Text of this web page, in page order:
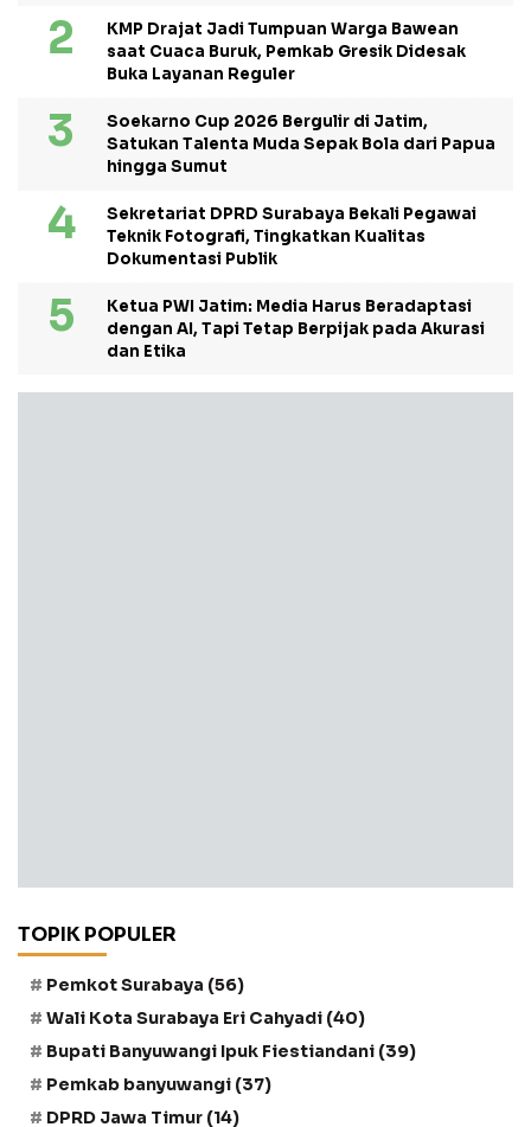
KMP Drajat Jadi Tumpuan Warga Bawean
saat Cuaca Buruk, Pemkab Gresik Didesak
Buka Layanan Reguler
Soekarno Cup 2026 Bergulir di Jatim,
Satukan Talenta Muda Sepak Bola dari Papua
hingga Sumut
Sekretariat DPRD Surabaya Bekali Pegawai
Teknik Fotografi, Tingkatkan Kualitas
Dokumentasi Publik
Ketua PWI Jatim: Media Harus Beradaptasi
dengan AI, Tapi Tetap Berpijak pada Akurasi
dan Etika
TOPIK POPULER
Pemkot Surabaya (56)
Wali Kota Surabaya Eri Cahyadi (40)
Bupati Banyuwangi Ipuk Fiestiandani (39)
Pemkab banyuwangi (37)
DPRD Jawa Timur (14)